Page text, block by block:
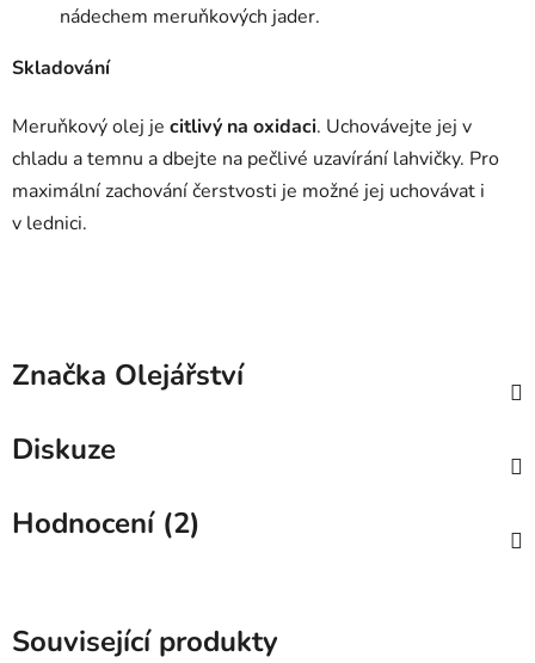
nádechem meruňkových jader.
Skladování
Meruňkový olej je citlivý na oxidaci. Uchovávejte jej v
chladu a temnu a dbejte na pečlivé uzavírání lahvičky. Pro
maximální zachování čerstvosti je možné jej uchovávat i
v lednici.
Značka Olejářství
Diskuze
Hodnocení (2)
Související produkty